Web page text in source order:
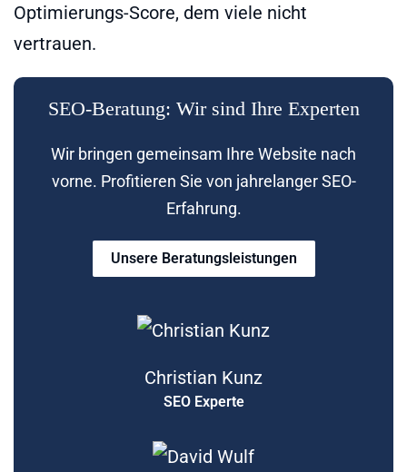
Optimierungs-Score, dem viele nicht
vertrauen.
SEO-Beratung: Wir sind Ihre Experten
Wir bringen gemeinsam Ihre Website nach
vorne. Profitieren Sie von jahrelanger SEO-
Erfahrung.
Unsere Beratungsleistungen
Christian Kunz
SEO Experte